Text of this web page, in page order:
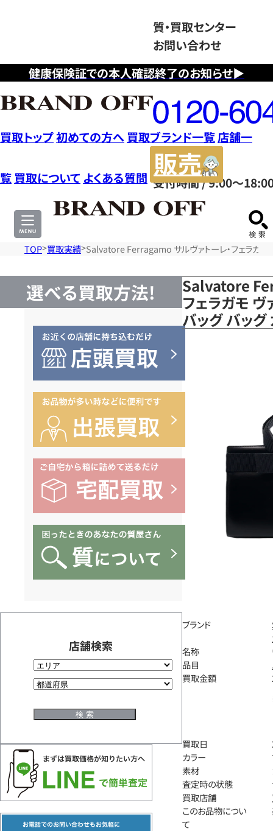
健康保険証での本人確認終了のお知らせ▶
質・買取センター
お問い合わせ
フ
リ
ー
ダ
イ
ヤ
ル
0120604117
受付時間 / 9:00～
買取トップ初めての方へ 買取ブランド一覧店舗一
覧 買取について よくある質問
サ
TOP 買取実績 Salvatore Ferragamo サルヴァトーレ・フェラガモ
選べる買取方法!
店舗検索
Salvatore
フェラガモ
バッグ バッ
ブランド
名称
品目
買取金額
買取日
カラー
素材
査定時の状態
買取店舗
このお品物につい
て